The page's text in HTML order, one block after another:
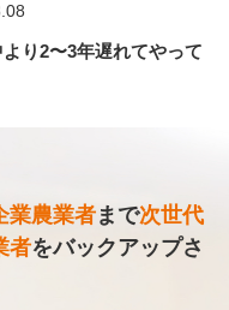
り2〜3年遅れてやって
業農業者まで次世代
者をバックアップさ